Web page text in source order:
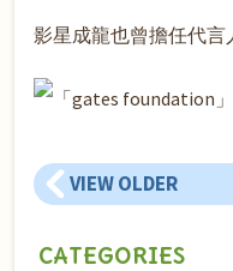
影星成龍也曾擔任代言
VIEW OLDER
CATEGORIES